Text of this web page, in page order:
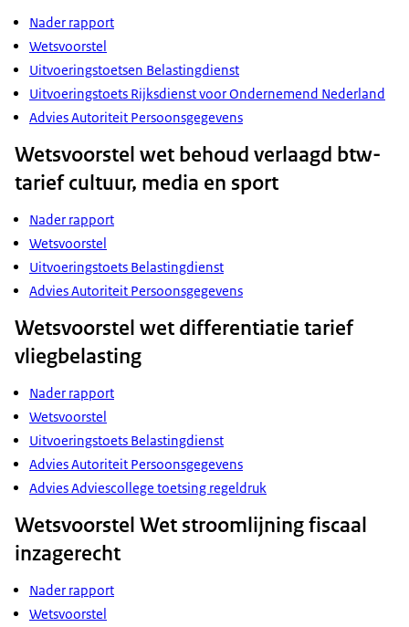
Nader rapport
Wetsvoorstel
Uitvoeringstoetsen Belastingdienst
Uitvoeringstoets Rijksdienst voor Ondernemend Nederland
Advies Autoriteit Persoonsgegevens
Wetsvoorstel wet behoud verlaagd btw-
tarief cultuur, media en sport
Nader rapport
Wetsvoorstel
Uitvoeringstoets Belastingdienst
Advies Autoriteit Persoonsgegevens
Wetsvoorstel wet differentiatie tarief
vliegbelasting
Nader rapport
Wetsvoorstel
Uitvoeringstoets Belastingdienst
Advies Autoriteit Persoonsgegevens
Advies Adviescollege toetsing regeldruk
Wetsvoorstel Wet stroomlijning fiscaal
inzagerecht
Nader rapport
Wetsvoorstel